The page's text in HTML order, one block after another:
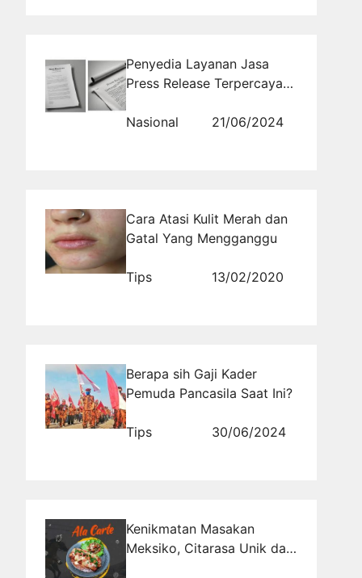
Penyedia Layanan Jasa
Press Release Terpercaya
Nasional
21/06/2024
Cara Atasi Kulit Merah dan
Gatal Yang Mengganggu
Tips 13/02/2020
Berapa sih Gaji Kader
Pemuda Pancasila Saat Ini?
Tips 30/06/2024
Kenikmatan Masakan
Meksiko, Citarasa Unik dan